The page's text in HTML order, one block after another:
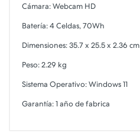
Cámara: Webcam HD
Batería: 4 Celdas, 70Wh
Dimensiones: 35.7 x 25.5 x 2.36 cm
Peso: 2.29 kg
Sistema Operativo: Windows 11
Garantía: 1 año de fabrica